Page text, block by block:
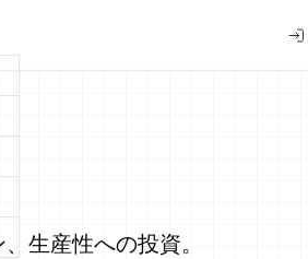
生産性への投資。